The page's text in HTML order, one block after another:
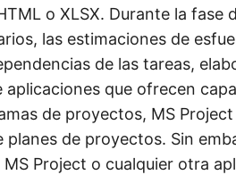
o XLSX. Durante la
las estimaciones de
de las tareas,
aplicaciones que ofrecen
de proyectos, MS
planes de proyectos. Sin
Project o cualquier otra